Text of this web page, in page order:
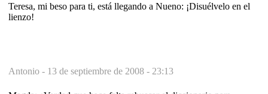
Teresa, mi beso para ti, está llegando a Nueno: ¡Disuélvelo en el
lienzo!
Antonio - 13 de septiembre de 2008 - 23:13